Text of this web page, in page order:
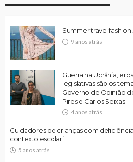
Summer travel
9 anos atrás
Guerra na Ucrânia,
legislativas são os
Governo de Opinião
Pires e Carlos Seixas
4 anos atrás
Cuidadores de crianças com
contexto escolar’
5 anos atrás